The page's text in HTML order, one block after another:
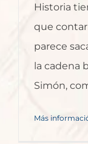
Historia
que
parece
la cadena
Simón,
Más